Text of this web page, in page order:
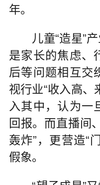
年。
儿童“造星”
是家长的焦虑、
后等问题相互交
视行业“收入高、
入其中，认为一
回报。而直播间
轰炸”，更营造“
假象。